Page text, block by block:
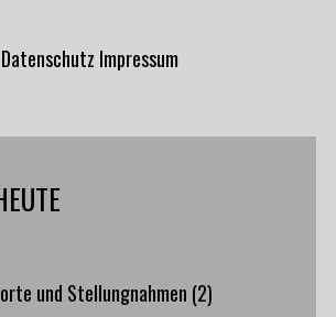
Datenschutz Impressum
und Stellungnahmen (2)